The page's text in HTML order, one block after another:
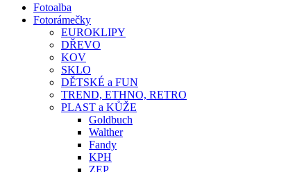
Fotoalba
Fotorámečky
EUROKLIPY
DŘEVO
KOV
SKLO
DĚTSKÉ a FUN
TREND, ETHNO, RETRO
PLAST a KŮŽE
Goldbuch
Walther
Fandy
KPH
ZEP